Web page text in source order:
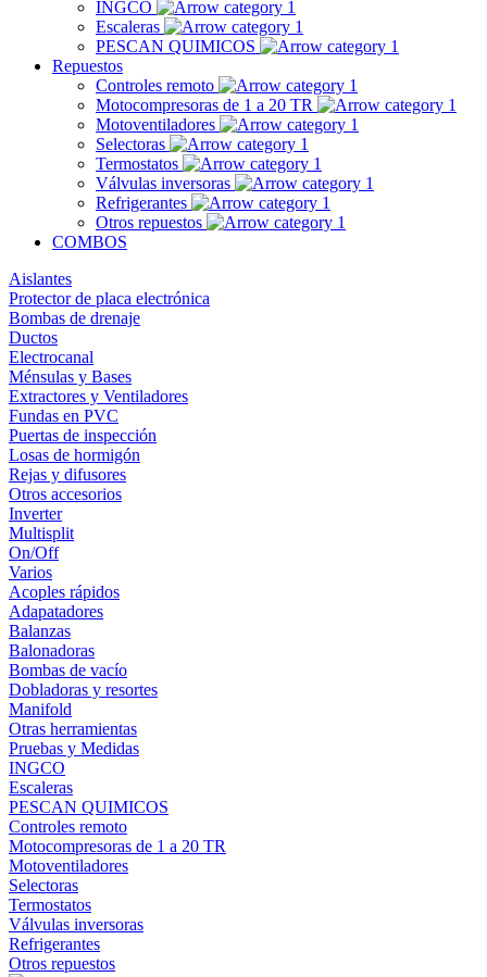
INGCO
Escaleras
PESCAN QUIMICOS
Repuestos
Controles remoto
Motocompresoras de 1 a 20 TR
Motoventiladores
Selectoras
Termostatos
Válvulas inversoras
Refrigerantes
Otros repuestos
COMBOS
Aislantes
Protector de placa electrónica
Bombas de drenaje
Ductos
Electrocanal
Ménsulas y Bases
Extractores y Ventiladores
Fundas en PVC
Puertas de inspección
Losas de hormigón
Rejas y difusores
Otros accesorios
Inverter
Multisplit
On/Off
Varios
Acoples rápidos
Adapatadores
Balanzas
Balonadoras
Bombas de vacío
Dobladoras y resortes
Manifold
Otras herramientas
Pruebas y Medidas
INGCO
Escaleras
PESCAN QUIMICOS
Controles remoto
Motocompresoras de 1 a 20 TR
Motoventiladores
Selectoras
Termostatos
Válvulas inversoras
Refrigerantes
Otros repuestos